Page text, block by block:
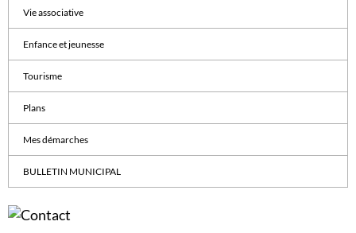
Vie associative
Enfance et jeunesse
Tourisme
Plans
Mes démarches
BULLETIN MUNICIPAL